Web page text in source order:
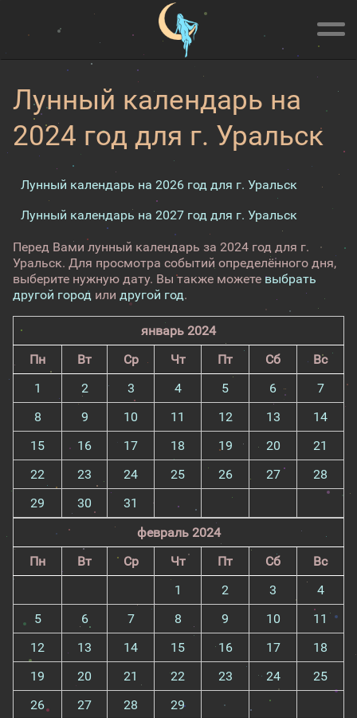
Лунный календарь на
2024 год для г. Уральск
Лунный календарь на 2026 год для г. Уральск
Лунный календарь на 2027 год для г. Уральск
Перед Вами лунный календарь за 2024 год для г.
Уральск. Для просмотра событий определённого дня,
выберите нужную дату. Вы также можете выбрать
другой город или другой год.
январь 2024
Пн
Вт Ср Чт Пт Сб
Вс
1
2 3 4 5 6
7
8
9 10 11 12 13
14
15
16 17 18 19 20
21
22
23 24 25 26 27
28
29
30
31
февраль 2024
Пн
Вт Ср Чт Пт Сб
Вс
1
2 3
4
5
6 7 8 9 10
11
12
13 14 15 16 17
18
19
20 21 22 23 24
25
26
27 28
29